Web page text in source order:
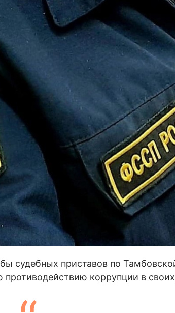
судебных приставов по
коррупции в